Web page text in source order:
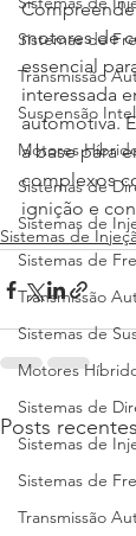
Sistemas de
Transmissão
Suspensão
Motores
Sistemas de
Sistemas de
Sistemas de
Transmissão
Sistemas de
Motores
Sistemas de
Sistemas de
Sistemas de
Transmissão
motores de
essencial
interessada
automotiva.
a base para
complexos
ignição e
Sistemas de
Posts recentes